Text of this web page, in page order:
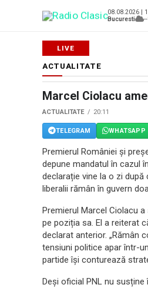
08.08.2026 |
Bucuresti
ACTUALITATE
Marcel Ciolacu
ACTUALITATE 20:11
TELEGRAM WHATSAPP
Premierul României și
depune mandatul în cazul
declarație vine la o zi după
liberalii rămân în guvern
Premierul Marcel Ciolacu
pe poziția sa. El a reiterat
declarat anterior. „Rămân
tensiuni politice apar într-
partide își conturează
Deși oficial PNL nu